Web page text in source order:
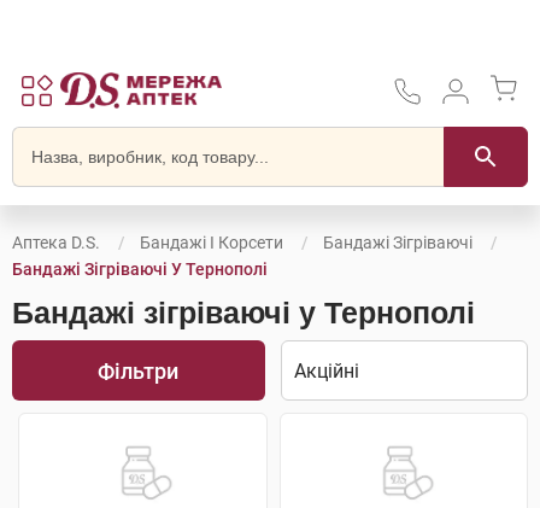
Аптека D.S. Бандажі І Корсети
Бандажі Зігріваючі
Бандажі Зігріваючі У Тернополі
Бандажі зігріваючі у Тернополі
Фільтри